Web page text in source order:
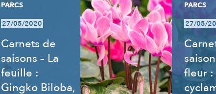
PARCS
27/05/2020
Carnets de
saisons – La
feuille :
Gingko Biloba,
PARCS
27/05/
fleur :